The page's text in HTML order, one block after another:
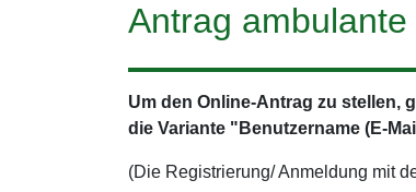
Antrag
Um den Online-Antrag zu stellen,
die Variante "Benutzername (E-
(Die Registrierung/ Anmeldung mit